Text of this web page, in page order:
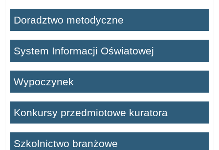
Doradztwo metodyczne
System Informacji Oświatowej
Wypoczynek
Konkursy przedmiotowe kuratora
Szkolnictwo branżowe